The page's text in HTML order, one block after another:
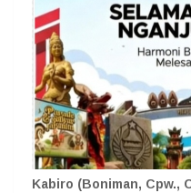
Kabiro (Boniman, Cpw.,